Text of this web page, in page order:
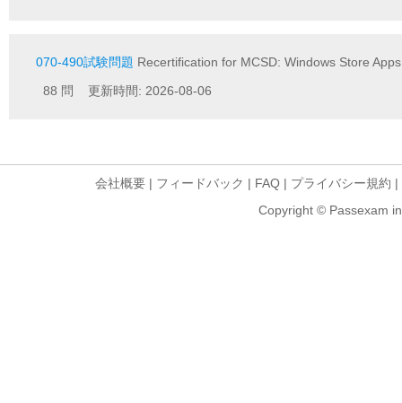
070-490試験問題 Recertification for MCSD: Windows Store
88 問 更新時間: 2026-08-06
会社概要 | フィードバック | FAQ | プライバシー規約 |
Copyright © Passexam